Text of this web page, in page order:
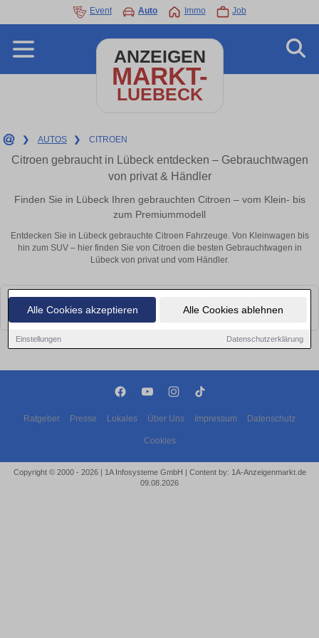
Alle Cookies akzeptieren Alle Cookies ablehnen
Einstellungen Datenschutzerklärung
Event Auto Immo Job
ANZEIGEN
MARKT-
LUEBECK
❯ AUTOS ❯ CITROEN
Citroen gebraucht in Lübeck entdecken – Gebrauchtwagen
von privat & Händler
Finden Sie in Lübeck Ihren gebrauchten Citroen – vom Klein- bis
zum Premiummodell
Entdecken Sie in Lübeck gebrauchte Citroen Fahrzeuge. Von Kleinwagen bis
hin zum SUV – hier finden Sie von Citroen die besten Gebrauchtwagen in
Lübeck von privat und vom Händler.
Leider konnten wir derzeit keine passenden Autos finden. Schauen Sie
bald wieder vorbei!
Ratgeber Presse Lokales Über Uns Impressum Datenschutz
Cookies
Copyright © 2000 - 2026 | 1A Infosysteme GmbH | Content by: 1A-Anzeigenmarkt.de
09.08.2026